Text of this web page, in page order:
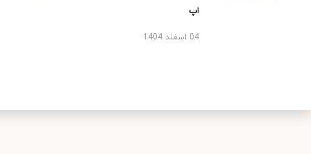
اپ
04 اسفند 1404